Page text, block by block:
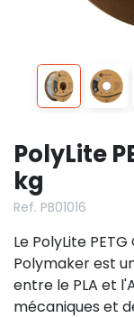
PolyLite
kg
Ref. PB01016
Le PolyLite
Polymaker est
entre le PLA et
mécaniques et